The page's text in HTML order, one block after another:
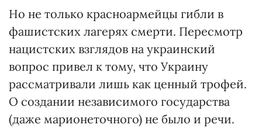
Но не только красноармейцы гибли в
фашистских лагерях смерти. Пересмотр
нацистских взглядов на украинский
вопрос привел к тому, что Украину
рассматривали лишь как ценный трофей.
О создании независимого государства
(даже марионеточного) не было и речи.